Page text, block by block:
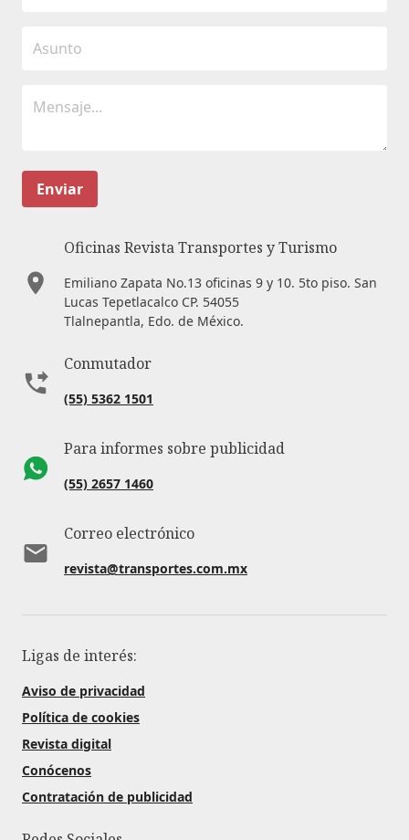
Enviar
Oficinas Revista Transportes y Turismo
Emiliano Zapata No.13 oficinas 9 y 10. 5to piso. San
Lucas Tepetlacalco CP. 54055
Tlalnepantla, Edo. de México.
Conmutador
(55) 5362 1501
Para informes sobre publicidad
(55) 2657 1460
Correo electrónico
revista@transportes.com.mx
Ligas de interés:
Aviso de privacidad
Política de cookies
Revista digital
Conócenos
Contratación de publicidad